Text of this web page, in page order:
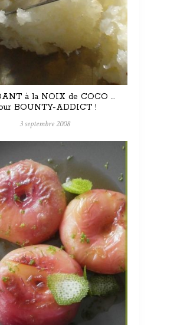
à la NOIX de COCO …
BOUNTY-ADDICT !
3 septembre 2008